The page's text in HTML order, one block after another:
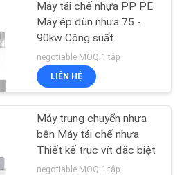
Máy tái chế nhựa PP PE
Máy ép đùn nhựa 75 -
90kw Công suất
negotiable MOQ:1 tập
LIÊN HỆ
Máy trung chuyển nhựa
bên Máy tái chế nhựa
Thiết kế trục vít đặc biệt
negotiable MOQ:1 tập